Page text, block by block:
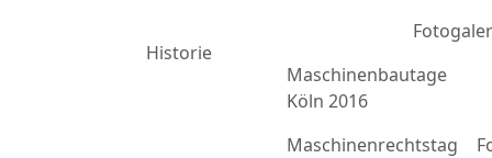
Historie
Maschinenbautage
Köln 2016
Maschinenrechtstag